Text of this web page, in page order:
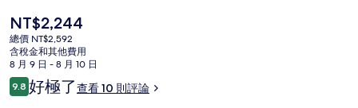
目
前
的
價
格
是
NT$2,244
總價 NT$2,592
含稅金和其他費用
8 月 9 日 - 8 月 10 日
評
論
9.89.8 分，滿分 10 分，
好極了查看 10 則評論